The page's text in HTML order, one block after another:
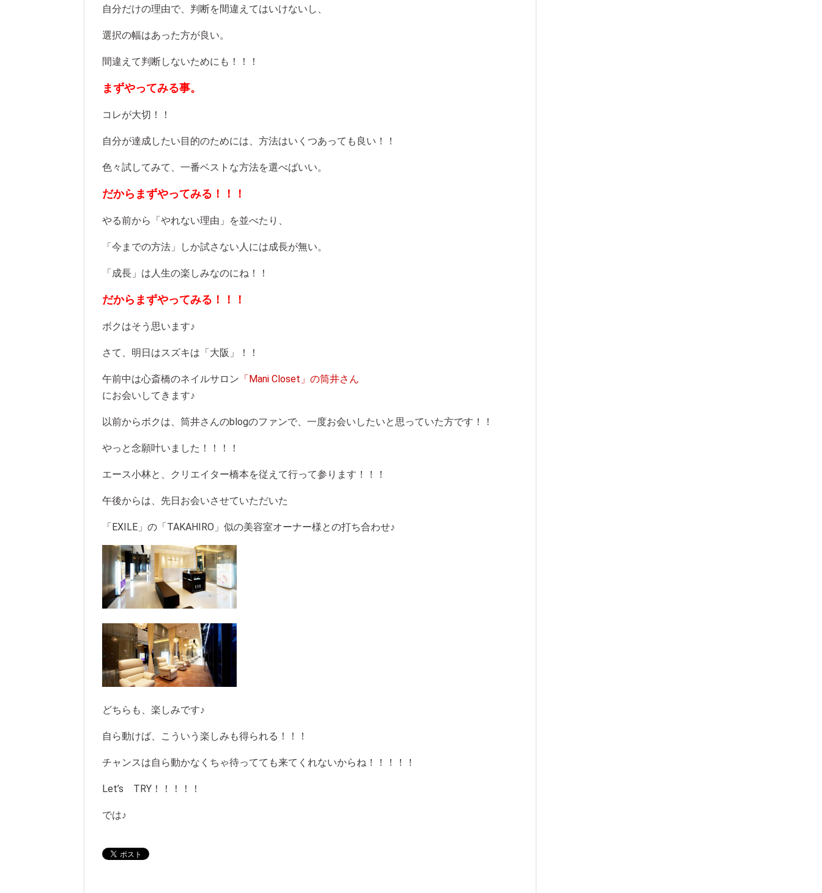
自分だけの理由で、判断を間違えてはいけないし、
選択の幅はあった方が良い。
間違えて判断しないためにも！！！
まずやってみる事。
コレが大切！！
自分が達成したい目的のためには、方法はいくつあっても良い！！
色々試してみて、一番ベストな方法を選べばいい。
だからまずやってみる！！！
やる前から「やれない理由」を並べたり、
「今までの方法」しか試さない人には成長が無い。
「成長」は人生の楽しみなのにね！！
だからまずやってみる！！！
ボクはそう思います♪
さて、明日はスズキは「大阪」！！
午前中は心斎橋のネイルサロン 「Mani Closet」の筒井さん
にお会いしてきます♪
以前からボクは、筒井さんのblogのファンで、一度お会いしたいと思っていた方です！！
やっと念願叶いました！！！！
エース小林と、クリエイター橋本を従えて行って参ります！！！
午後からは、先日お会いさせていただいた
「EXILE」の「TAKAHIRO」似の美容室オーナー様との打ち合わせ♪
どちらも、楽しみです♪
自ら動けば、こういう楽しみも得られる！！！
チャンスは自ら動かなくちゃ待ってても来てくれないからね！！！！！
Let’s TRY！！！！！
では♪